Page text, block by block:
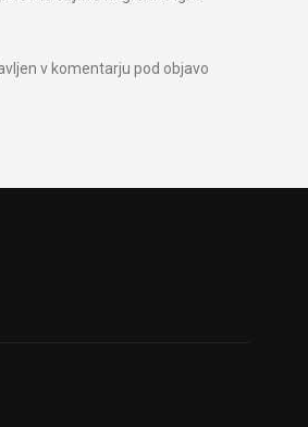
v komentarju pod objavo